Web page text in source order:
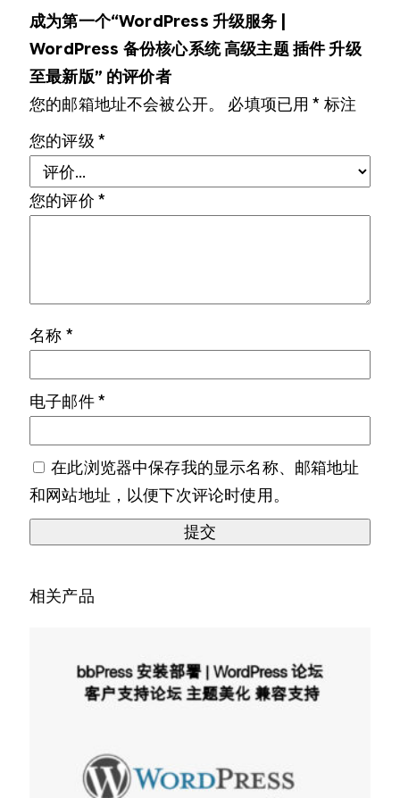
成为第一个“WordPress 升级服务 |
WordPress 备份核心系统 高级主题 插件 升级
至最新版” 的评价者
您的邮箱地址不会被公开。
必填项已用* 标注
您的评级 *
您的评价 *
名称 *
电子邮件*
在此浏览器中保存我的显示名称、邮箱地址
和网站地址，以便下次评论时使用。
相关产品